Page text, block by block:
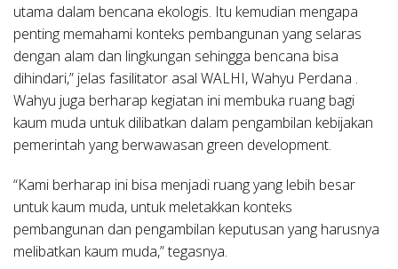
utama dalam bencana ekologis. Itu kemudian mengapa
penting memahami konteks pembangunan yang selaras
dengan alam dan lingkungan sehingga bencana bisa
dihindari,” jelas fasilitator asal WALHI, Wahyu Perdana .
Wahyu juga berharap kegiatan ini membuka ruang bagi
kaum muda untuk dilibatkan dalam pengambilan kebijakan
pemerintah yang berwawasan green development.
“Kami berharap ini bisa menjadi ruang yang lebih besar
untuk kaum muda, untuk meletakkan konteks
pembangunan dan pengambilan keputusan yang harusnya
melibatkan kaum muda,” tegasnya.